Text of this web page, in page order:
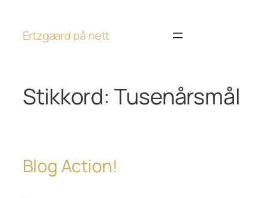
innhold
Ertzgaard på nett
Stikkord: Tusenårsmål
Blog Action!